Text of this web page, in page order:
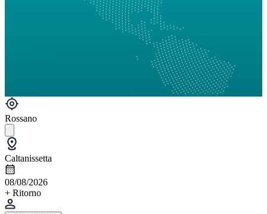
Rossano
Caltanissetta
08/08/2026
+ Ritorno